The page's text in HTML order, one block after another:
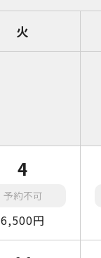
火
4
予約不可
6,500円